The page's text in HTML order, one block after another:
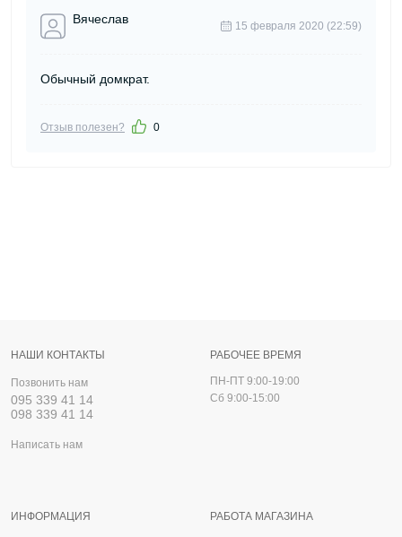
Вячеслав 15 февраля 2020 (22:59)
Обычный домкрат.
Отзыв полезен? 0
НАШИ КОНТАКТЫ
Позвонить нам
095 339 41 14
098 339 41 14
Написать нам
РАБОТА МАГАЗИНА
ИНФОРМАЦИЯ
РАБОЧЕЕ ВРЕМЯ
ПН-ПТ 9:00-19:00
Сб 9:00-15:00